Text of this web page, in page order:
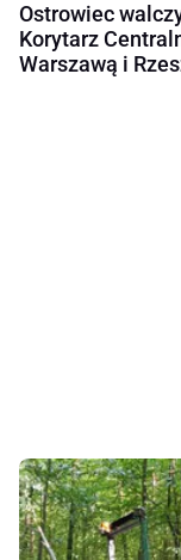
Ostrowiec
Korytarz
Warszawą i